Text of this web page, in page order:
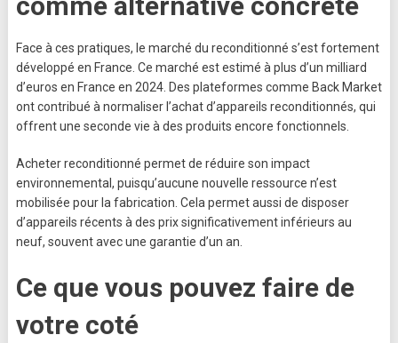
Face à ces pratiques, le marché du reconditionné s’est fortement
développé en France. Ce marché est estimé à plus d’un milliard
d’euros en France en 2024. Des plateformes comme Back Market
ont contribué à normaliser l’achat d’appareils reconditionnés, qui
offrent une seconde vie à des produits encore fonctionnels.
Acheter reconditionné permet de réduire son impact
environnemental, puisqu’aucune nouvelle ressource n’est
mobilisée pour la fabrication. Cela permet aussi de disposer
d’appareils récents à des prix significativement inférieurs au
neuf, souvent avec une garantie d’un an.
Ce que vous pouvez faire de
votre coté